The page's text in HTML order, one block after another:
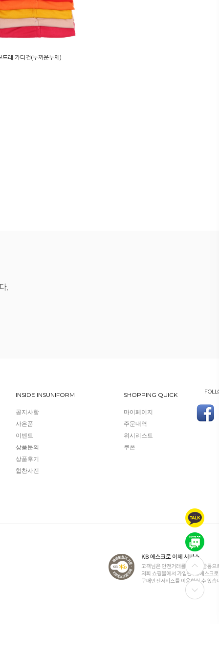
드레 가디건(두꺼운두께)
.
INSIDE INSUNIFORM
공지사항
사은품
이벤트
상품문의
상품후기
협찬사진
SHOPPING QUICK
마이페이지
주문내역
위시리스트
쿠폰